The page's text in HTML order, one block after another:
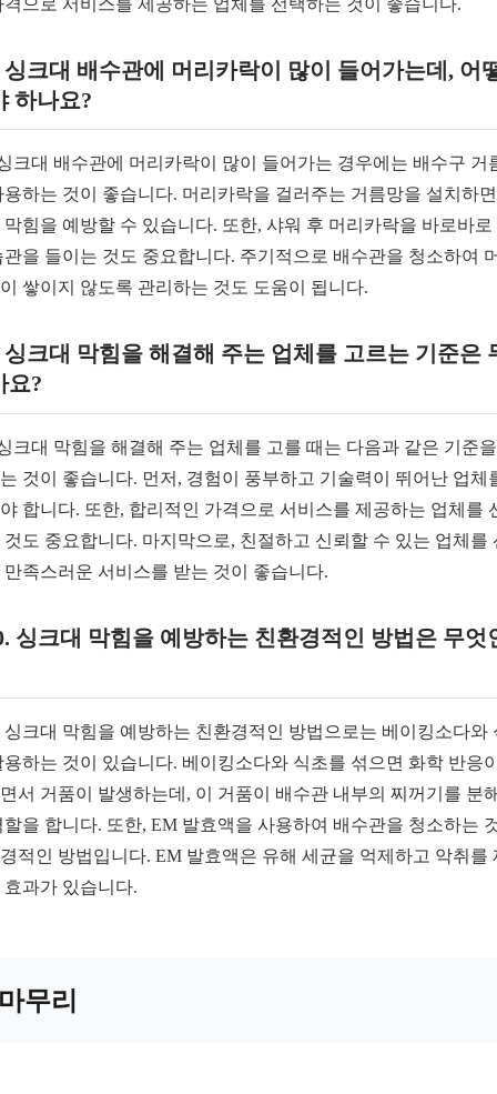
싱크대 배수관에 머리카락이 많이 들어가는데, 어
하나요?
크대 배수관에 머리카락이 많이 들어가는 경우에는 배수구 거
용하는 것이 좋습니다. 머리카락을 걸러주는 거름망을 설치하
막힘을 예방할 수 있습니다. 또한, 샤워 후 머리카락을 바로바로
관을 들이는 것도 중요합니다. 주기적으로 배수관을 청소하여
쌓이지 않도록 관리하는 것도 도움이 됩니다.
싱크대 막힘을 해결해 주는 업체를 고르는 기준은
요?
크대 막힘을 해결해 주는 업체를 고를 때는 다음과 같은 기준
것이 좋습니다. 먼저, 경험이 풍부하고 기술력이 뛰어난 업체
합니다. 또한, 합리적인 가격으로 서비스를 제공하는 업체를
것도 중요합니다. 마지막으로, 친절하고 신뢰할 수 있는 업체를
만족스러운 서비스를 받는 것이 좋습니다.
싱크대 막힘을 예방하는 친환경적인 방법은 무엇
싱크대 막힘을 예방하는 친환경적인 방법으로는 베이킹소다와
용하는 것이 있습니다. 베이킹소다와 식초를 섞으면 화학 반응
서 거품이 발생하는데, 이 거품이 배수관 내부의 찌꺼기를 분
할을 합니다. 또한, EM 발효액을 사용하여 배수관을 청소하는
적인 방법입니다. EM 발효액은 유해 세균을 억제하고 악취를
효과가 있습니다.
무리